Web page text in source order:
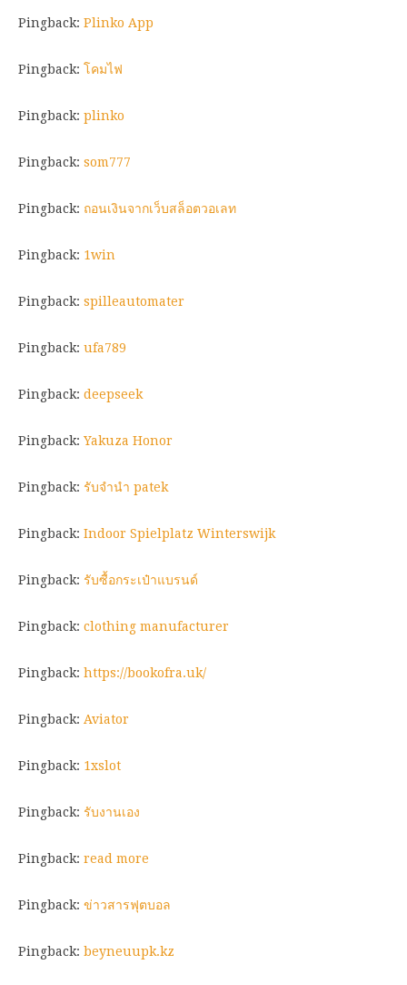
Pingback: Plinko App
Pingback: โคมไฟ
Pingback: plinko
Pingback: som777
Pingback: ถอนเงินจากเว็บสล็อตวอเลท
Pingback: 1win
Pingback: spilleautomater
Pingback: ufa789
Pingback: deepseek
Pingback: Yakuza Honor
Pingback: รับจำนำ patek
Pingback: Indoor Spielplatz Winterswijk
Pingback: รับซื้อกระเป๋าแบรนด์
Pingback: clothing manufacturer
Pingback: https://bookofra.uk/
Pingback: Aviator
Pingback: 1xslot
Pingback: รับงานเอง
Pingback: read more
Pingback: ข่าวสารฟุตบอล
Pingback: beyneuupk.kz